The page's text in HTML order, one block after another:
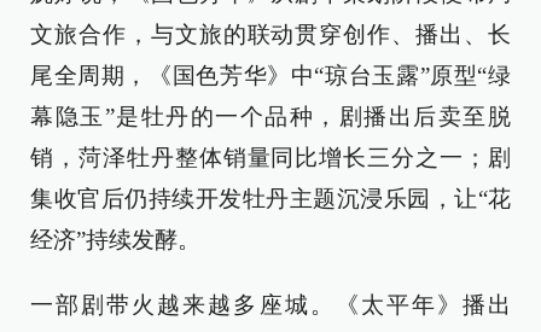
文旅合作，与文旅的联动贯穿创作、播出、长
尾全周期，《国色芳华》中“琼台玉露”原型“绿
幕隐玉”是牡丹的一个品种，剧播出后卖至脱
销，菏泽牡丹整体销量同比增长三分之一；剧
集收官后仍持续开发牡丹主题沉浸乐园，让“花
经济”持续发酵。
一部剧带火越来越多座城。《太平年》播出